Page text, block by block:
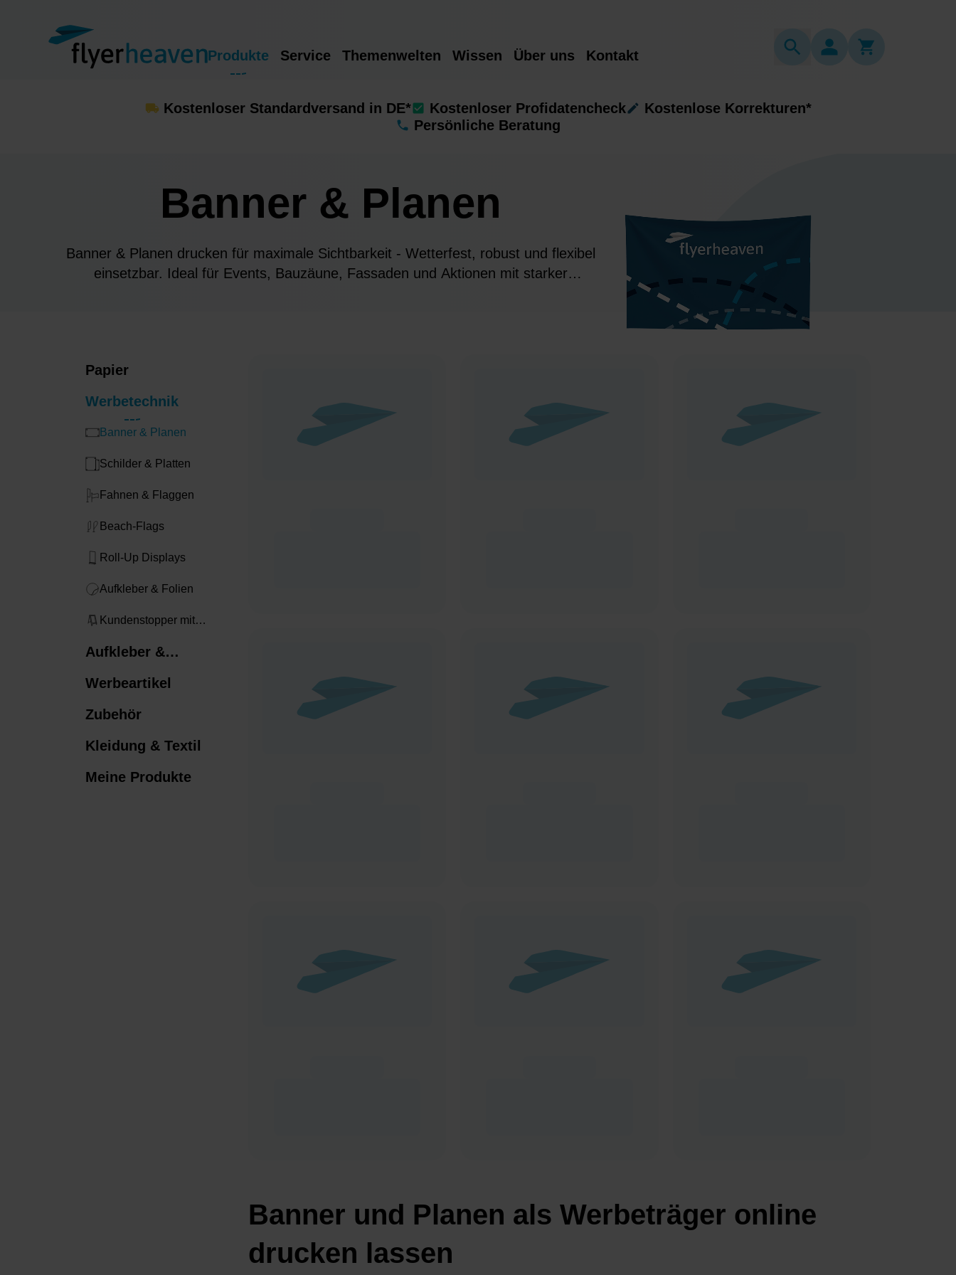
Produkte Service Themenwelten Wissen Über uns Kontakt
Kostenloser Standardversand in DE* Kostenloser Profidatencheck
Kostenlose Korrekturen*
Persönliche Beratung
Banner & Planen
Banner & Planen drucken für maximale Sichtbarkeit - Wetterfest, robust und flexibel
einsetzbar. Ideal für Events, Bauzäune, Fassaden und Aktionen mit starker
Papier
Werbetechnik
Banner & Planen
Schilder & Platten
Fahnen & Flaggen
Beach-Flags
Roll-Up Displays
Aufkleber & Folien
Kundenstopper mit
Aufkleber &
Werbeartikel
Zubehör
Kleidung & Textil
Meine Produkte
Banner und Planen als Werbeträger online
drucken lassen